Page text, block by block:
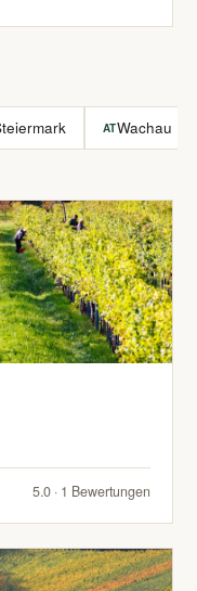
ATWachau
5.0 · 1 Bewertungen